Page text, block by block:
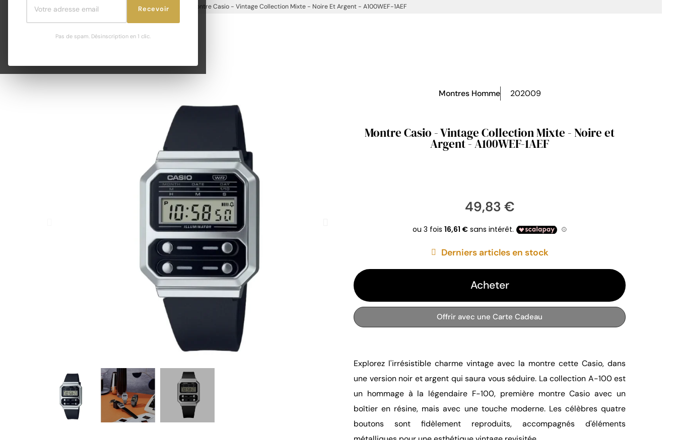
Recevoir
Pas de spam. Désinscription en 1 clic.
Accueil Montres Montres Homme Montre Casio - Vintage Collection Mixte - Noire Et Argent - A100WEF-1AEF
Montres Homme 202009
Montre Casio - Vintage Collection Mixte - Noire et
Argent - A100WEF-1AEF
49,83 €
Derniers articles en stock
Acheter
Offrir avec une Carte Cadeau
Explorez l'irrésistible charme vintage avec la montre cette Casio, dans
une version noir et argent qui saura vous séduire. La collection A-100 est
un hommage à la légendaire F-100, première montre Casio avec un
boîtier en résine, mais avec une touche moderne. Les célèbres quatre
boutons sont fidèlement reproduits, accompagnés d'éléments